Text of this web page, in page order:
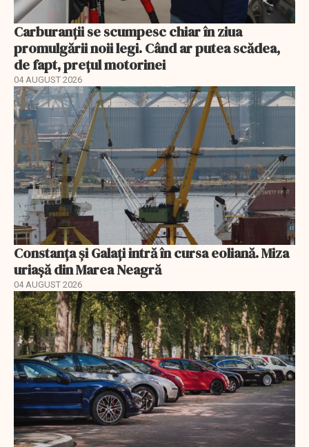
Carburanții se scumpesc chiar în ziua
promulgării noii legi. Când ar putea scădea,
de fapt, prețul motorinei
04 AUGUST 2026
Constanța și Galați intră în cursa eoliană. Miza
uriașă din Marea Neagră
04 AUGUST 2026